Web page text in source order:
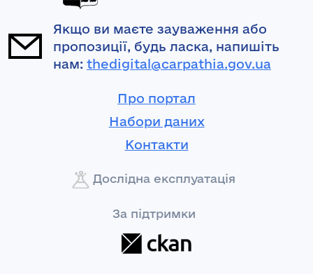
Якщо ви маєте зауваження або
пропозиції, будь ласка, напишіть
нам: thedigital@carpathia.gov.ua
Про портал
Набори даних
Контакти
Дослідна експлуатація
За підтримки